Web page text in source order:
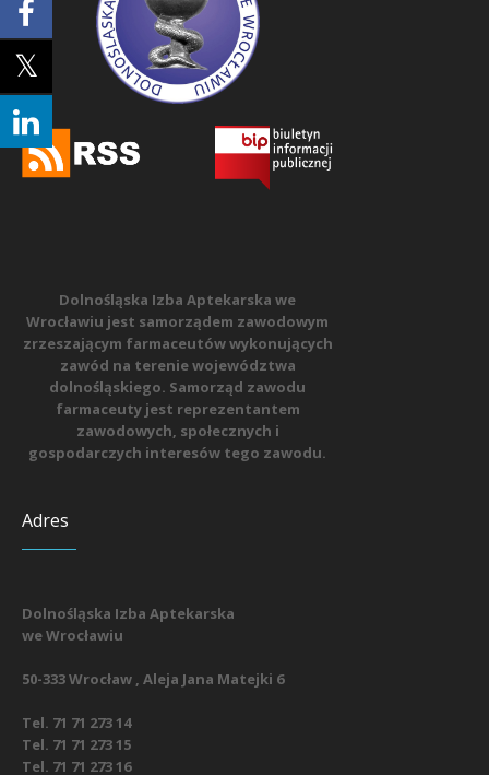
Dolnośląska Izba Aptekarska we
Wrocławiu jest samorządem zawodowym
zrzeszającym farmaceutów wykonujących
zawód na terenie województwa
dolnośląskiego. Samorząd zawodu
farmaceuty jest reprezentantem
zawodowych, społecznych i
gospodarczych interesów tego zawodu.
Adres
Dolnośląska Izba Aptekarska
we Wrocławiu
50-333 Wrocław , Aleja Jana Matejki 6
Tel. 71 71 273 14
Tel. 71 71 273 15
Tel. 71 71 273 16